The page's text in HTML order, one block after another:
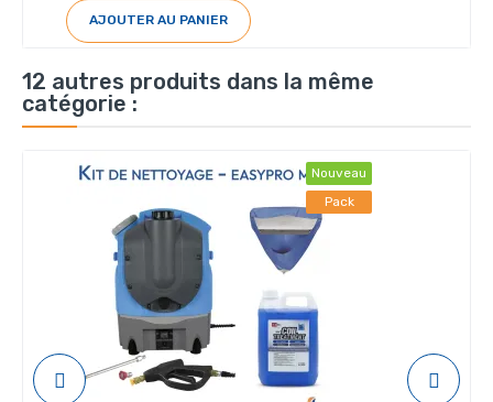
AJOUTER AU PANIER
12 autres produits dans la même
catégorie :
Nouveau
Pack